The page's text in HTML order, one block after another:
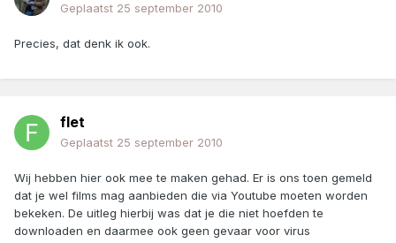
Geplaatst 25 september 2010
Precies, dat denk ik ook.
flet
Geplaatst 25 september 2010
Wij hebben hier ook mee te maken gehad. Er is ons toen gemeld
dat je wel films mag aanbieden die via Youtube moeten worden
bekeken. De uitleg hierbij was dat je die niet hoefden te
downloaden en daarmee ook geen gevaar voor virus